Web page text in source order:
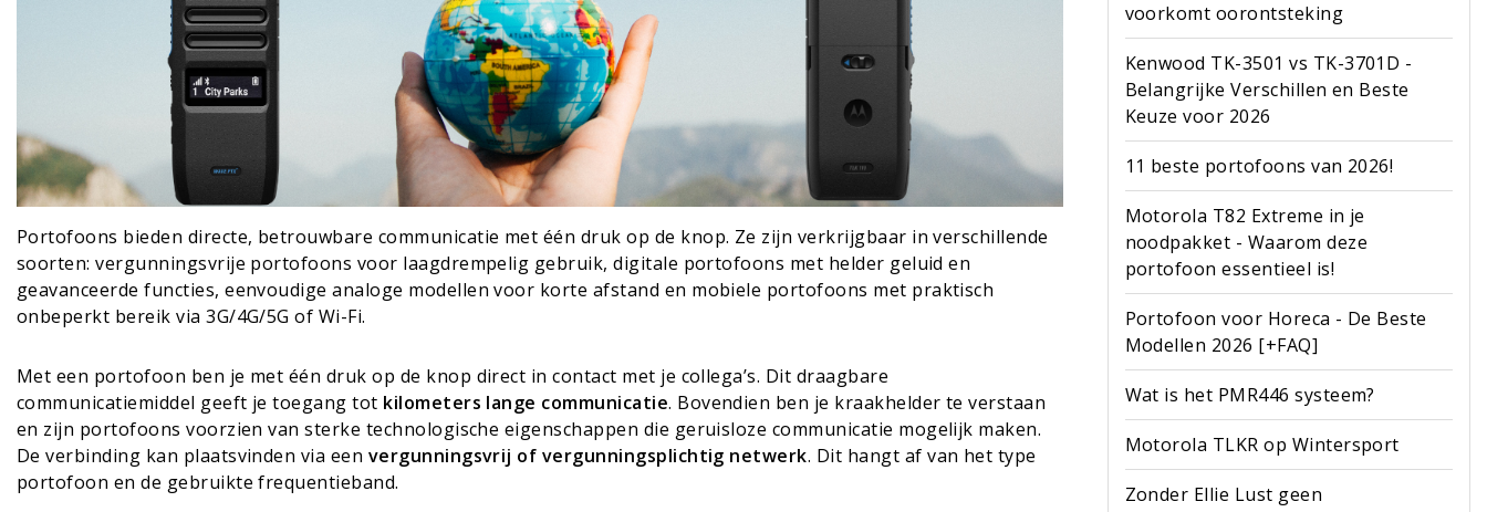
Portofoons bieden directe, betrouwbare communicatie met één druk op de knop. Ze zijn verkrijgbaar in verschillende
soorten: vergunningsvrije portofoons voor laagdrempelig gebruik, digitale portofoons met helder geluid en
geavanceerde functies, eenvoudige analoge modellen voor korte afstand en mobiele portofoons met praktisch
onbeperkt bereik via 3G/4G/5G of Wi-Fi.
Met een portofoon ben je met één druk op de knop direct in contact met je collega’s. Dit draagbare
communicatiemiddel geeft je toegang tot kilometers lange communicatie. Bovendien ben je kraakhelder teverstaan
en zijn portofoons voorzien van sterke technologische eigenschappen die geruisloze communicatie mogelijk maken.
De verbinding kan plaatsvinden via een vergunningsvrij of vergunningsplichtig netwerk. Dit hangt af van het type
portofoon en de gebruikte frequentieband.
voorkomt oorontsteking
Kenwood TK-3501 vs TK-3701D -
Belangrijke Verschillen en Beste
Keuze voor 2026
11 beste portofoons van 2026!
Motorola T82 Extreme in je
noodpakket - Waarom deze
portofoon essentieel is!
Portofoon voor Horeca - De Beste
Modellen 2026 [+FAQ]
Wat is het PMR446 systeem?
Motorola TLKR op Wintersport
Zonder Ellie Lust geen